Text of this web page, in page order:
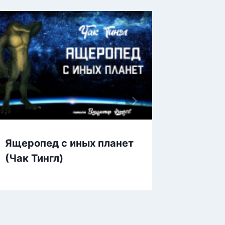
Ящеропед с иных планет
(Чак Тингл)